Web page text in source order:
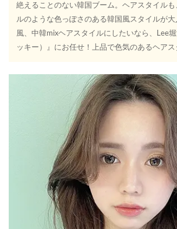
絶えることのない韓国ブーム。ヘアスタイル
ルのような色っぽさのある韓国風スタイルが
風、中韓mixヘアスタイルにしたいなら、Lee
ッキー）』にお任せ！上品で色気のあるヘアス